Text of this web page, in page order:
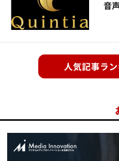
音
人気記事ラ